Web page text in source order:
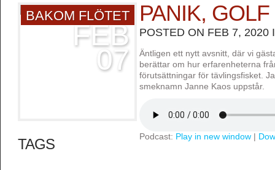
BAKOM FLÖTET
FEB
07
TAGS
PANIK,
POSTED ON FEB 7, 2020
Äntligen ett nytt avsnitt, där vi
berättar om hur erfarenheterna
förutsättningar för tävlingsfisket.
smeknamn Janne Kaos uppstår.
Podcast: Play in new window|